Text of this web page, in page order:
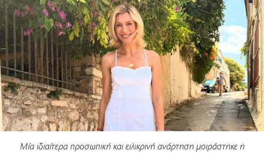
Μία ιδιαίτερα προσωπική και ειλικρινή ανάρτηση μοιράστηκε η